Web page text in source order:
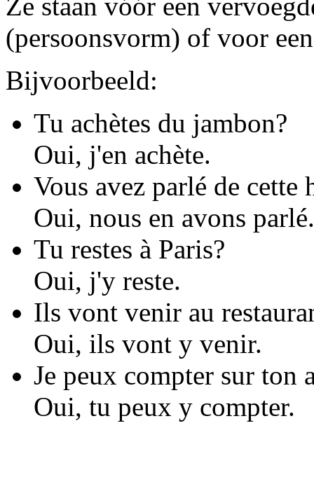
(persoonsvorm) of voor
Bijvoorbeeld:
Tu achètes du jambon?
Oui, j'en achète.
Vous avez parlé de cette
Oui, nous en avons parlé.
Tu restes à Paris?
Oui, j'y reste.
Ils vont venir au
Oui, ils vont y venir.
Je peux compter sur ton
Oui, tu peux y compter.